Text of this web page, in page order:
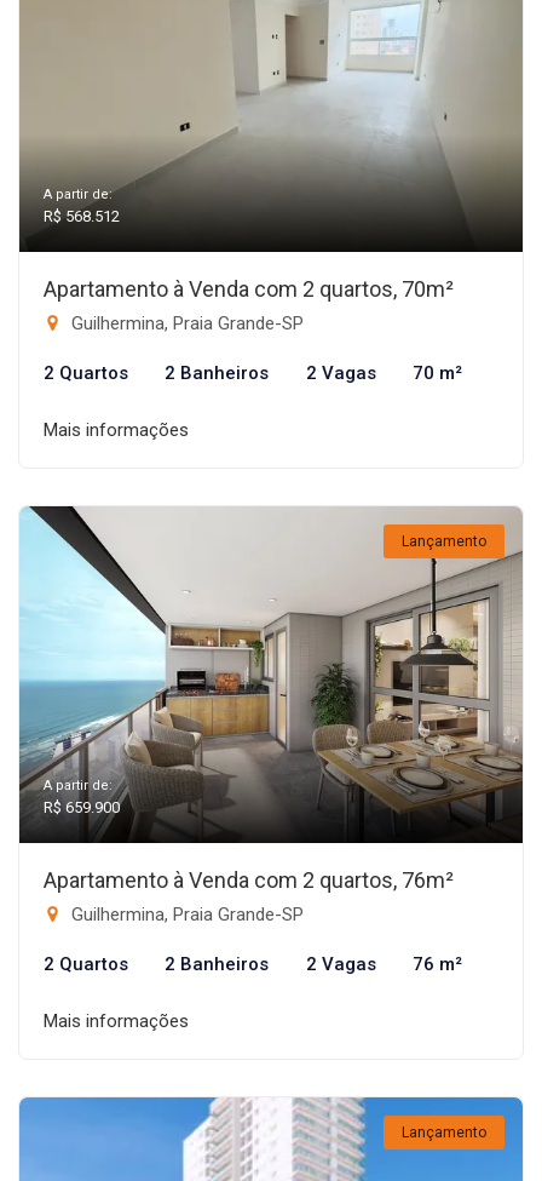
A partir de:
R$ 568.512
Apartamento à Venda com 2 quartos, 70m²
Guilhermina, Praia Grande-SP
2 Quartos 2 Banheiros 2 Vagas 70 m²
Mais informações
Lançamento
A partir de:
R$ 659.900
Apartamento à Venda com 2 quartos, 76m²
Guilhermina, Praia Grande-SP
2 Quartos 2 Banheiros 2 Vagas 76 m²
Mais informações
Lançamento